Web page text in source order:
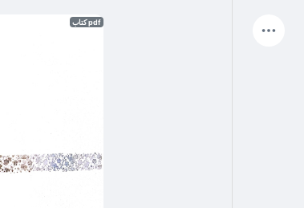
pdf کتاب